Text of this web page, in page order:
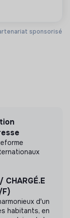
globale
2 ans, le
encore
sponsorisé
CHARGÉ.E
F)
d'un
habitants, en